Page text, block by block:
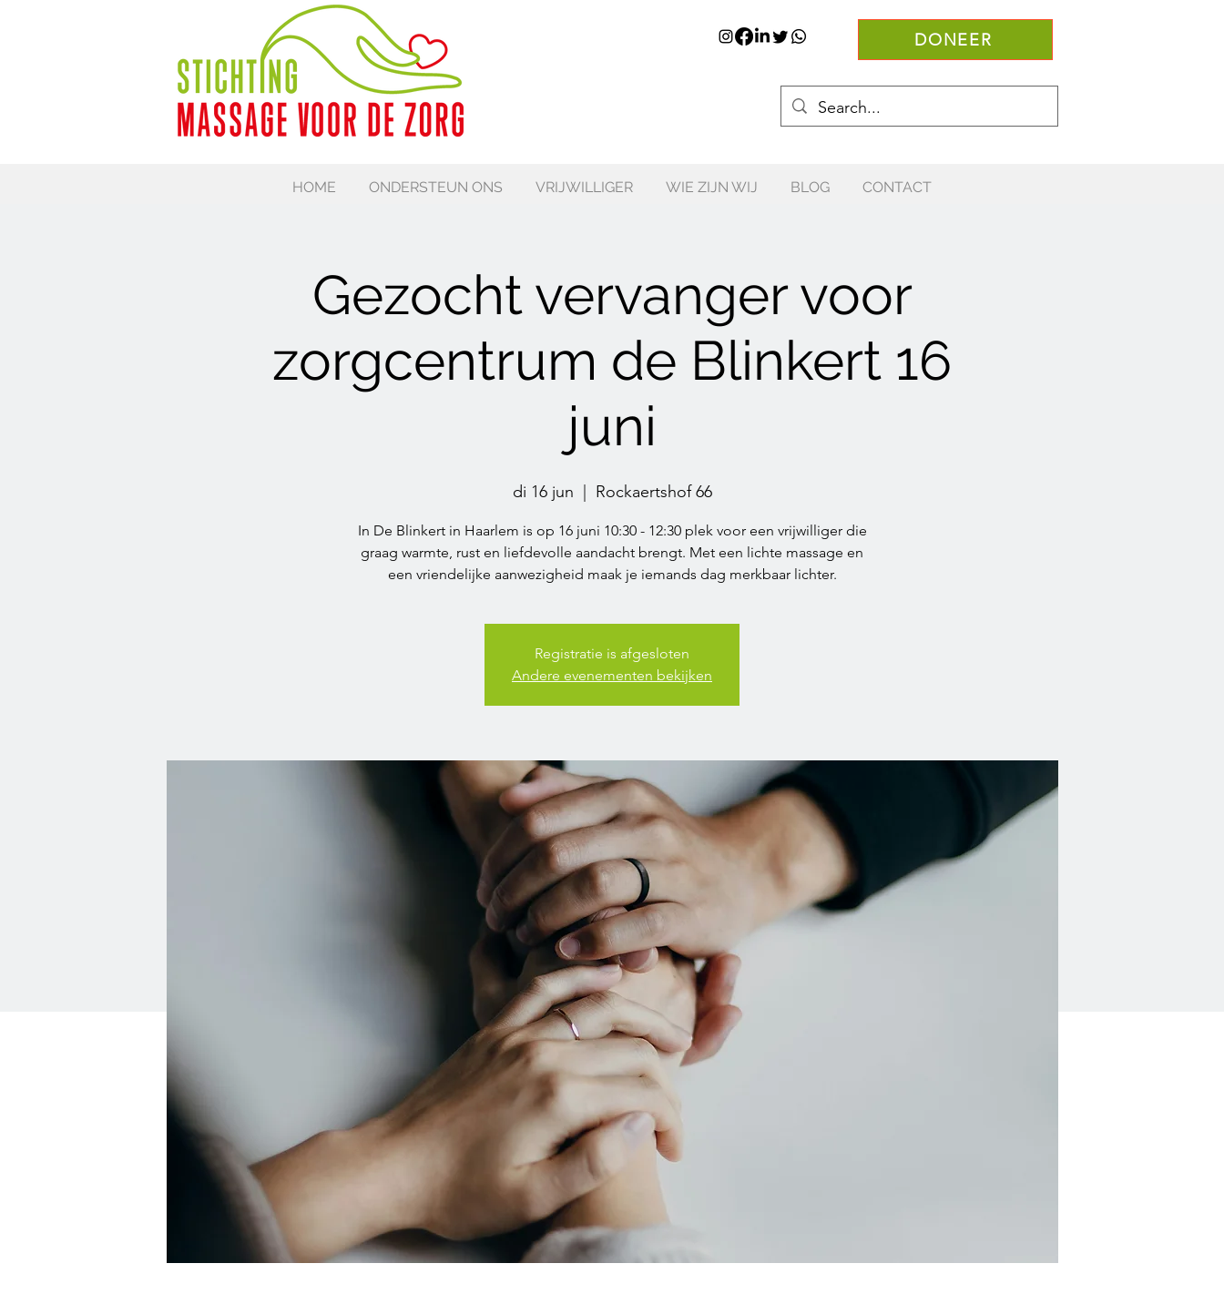
HOME ONDERSTEUN ONS VRIJWILLIGER WIE ZIJN WIJ BLOG CONTACT
DONEER
Gezocht vervanger voor
zorgcentrum de Blinkert 16
juni
di 16 jun Rockaertshof 66
In De Blinkert in Haarlem is op 16 juni 10:30 - 12:30 plek voor een vrijwilliger die
graag warmte, rust en liefdevolle aandacht brengt. Met een lichte massage en
een vriendelijke aanwezigheid maak je iemands dag merkbaar lichter.
Registratie is afgesloten
Andere evenementen bekijken